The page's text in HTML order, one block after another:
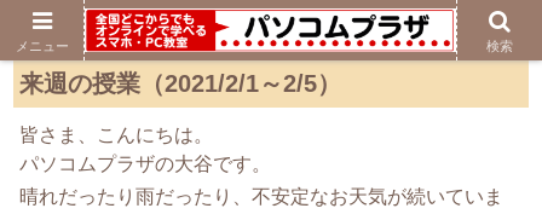
来週の授業（2021/2/1～2/5）
皆さま、こんにちは。
パソコムプラザの大谷です。
晴れだったり雨だったり、不安定なお天気が続いていま
メニュー 検索